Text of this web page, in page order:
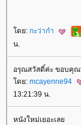
ดย: กะว่าก๋า
น.
อรุณสวัสดิ์ค่ะ ขอบคุณ
ดย: mcayenne94
13:21:39 น.
หนังใหม่เยอะเล